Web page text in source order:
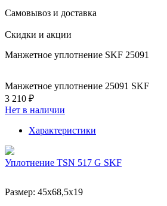
Самовывоз и доставка
Скидки и акции
Манжетное уплотнение SKF 25091
Манжетное уплотнение 25091 SKF
3 210 ₽
Нет в наличии
Характеристики
Уплотнение TSN 517 G SKF
Размер: 45x68,5x19